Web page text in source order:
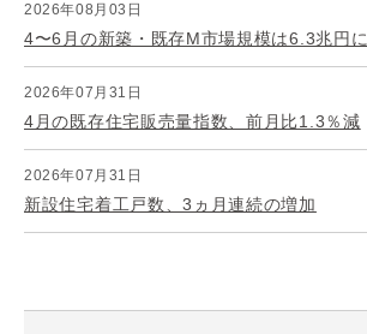
2026年08月03日
4〜6月の新築・既存M市場規模は6.3兆円に
2026年07月31日
4月の既存住宅販売量指数、前月比1.3％減
2026年07月31日
新設住宅着工戸数、3ヵ月連続の増加